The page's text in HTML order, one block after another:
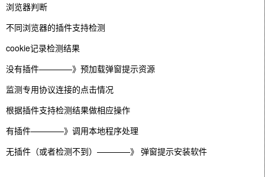
浏览器判断
不同浏览器的插件支持检测
cookie记录检测结果
没有插件————》预加载弹窗提示资源
监测专用协议连接的点击情况
根据插件支持检测结果做相应操作
有插件————》调用本地程序处理
无插件（或者检测不到）————》 弹窗提示安装软件